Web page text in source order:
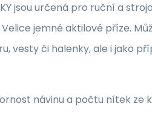
jsou určená pro ruční a
jemné aktilové příze.
vesty či halenky, ale i jako
návinu a počtu nítek ze